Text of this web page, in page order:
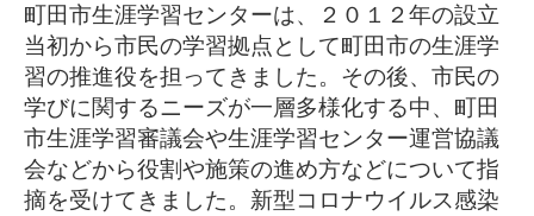
町田市生涯学習センターは、２０１２年の設立
当初から市民の学習拠点として町田市の生涯学
習の推進役を担ってきました。その後、 市民の
学びに関するニーズが一層多様化する中、町田
市生涯学習審議会や生涯学習センター運営協議
会などから役割や施策の進め方などについて指
摘を受けてきました。新型コロナウイルス感染